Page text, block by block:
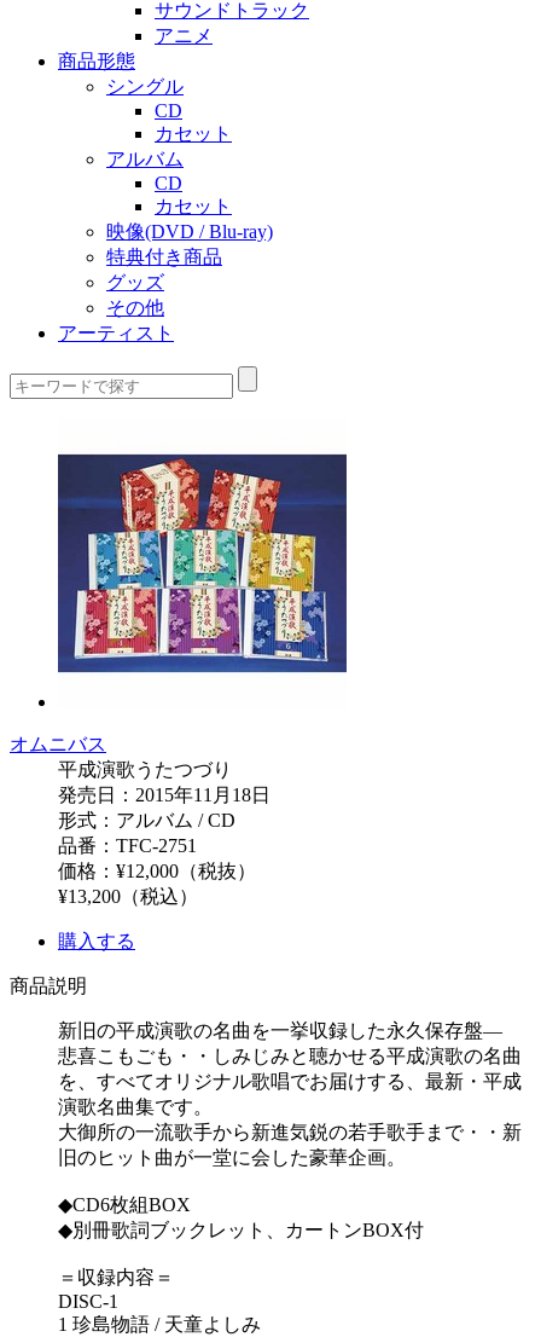
サウンドトラック
アニメ
商品形態
シングル
CD
カセット
アルバム
CD
カセット
映像(DVD / Blu-ray)
特典付き商品
グッズ
その他
アーティスト
オムニバス
平成演歌うたつづり
発売日：2015年11月18日
形式：アルバム / CD
品番：TFC-2751
価格：¥12,000（税抜）
¥13,200（税込）
購入する
商品説明
新旧の平成演歌の名曲を一挙収録した永久保存盤―
悲喜こもごも・・しみじみと聴かせる平成演歌の名曲
を、すべてオリジナル歌唱でお届けする、最新・平成
演歌名曲集です。
大御所の一流歌手から新進気鋭の若手歌手まで・・新
旧のヒット曲が一堂に会した豪華企画。
◆CD6枚組BOX
◆別冊歌詞ブックレット、カートンBOX付
＝収録内容＝
DISC-1
1 珍島物語 / 天童よしみ